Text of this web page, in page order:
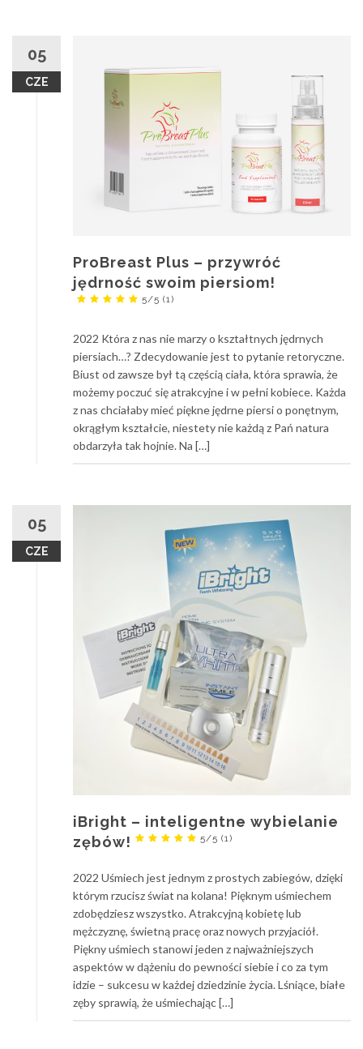
05
CZE
ProBreast Plus – przywróć
jędrność swoim piersiom!
5/5 (1)
2022 Która z nas nie marzy o kształtnych jędrnych
piersiach…? Zdecydowanie jest to pytanie retoryczne.
Biust od zawsze był tą częścią ciała, która sprawia, że
możemy poczuć się atrakcyjne i w pełni kobiece. Każda
z nas chciałaby mieć piękne jędrne piersi o ponętnym,
okrągłym kształcie, niestety nie każdą z Pań natura
obdarzyła tak hojnie. Na […]
05
CZE
iBright – inteligentne wybielanie
zębów!
5/5 (1)
2022 Uśmiech jest jednym z prostych zabiegów, dzięki
którym rzucisz świat na kolana! Pięknym uśmiechem
zdobędziesz wszystko. Atrakcyjną kobietę lub
mężczyznę, świetną pracę oraz nowych przyjaciół.
Piękny uśmiech stanowi jeden z najważniejszych
aspektów w dążeniu do pewności siebie i co za tym
idzie – sukcesu w każdej dziedzinie życia. Lśniące, białe
zęby sprawią, że uśmiechając […]